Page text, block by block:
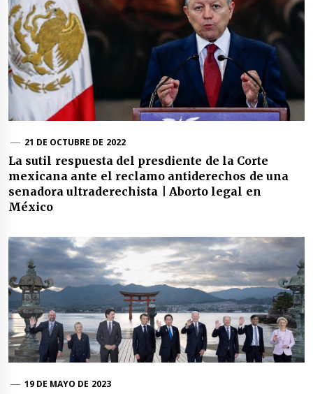
21 DE OCTUBRE DE 2022
La sutil respuesta del presdiente de la Corte
mexicana ante el reclamo antiderechos de una
senadora ultraderechista | Aborto legal en
México
19 DE MAYO DE 2023